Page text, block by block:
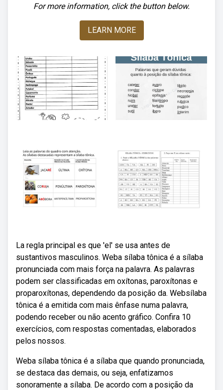
For more information, click the button below.
LEARN MORE
La regla principal es que 'el' se usa antes de
sustantivos masculinos. Weba sílaba tônica é a sílaba
pronunciada com mais força na palavra. As palavras
podem ser classificadas em oxítonas, paroxítonas e
proparoxítonas, dependendo da posição da. Websílaba
tônica é a emitida com mais ênfase numa palavra,
podendo receber ou não acento gráfico. Confira 10
exercícios, com respostas comentadas, elaborados
pelos nossos.
Weba sílaba tônica é a sílaba que quando pronunciada,
se destaca das demais, ou seja, enfatizamos
sonoramente a sílaba. De acordo com a posição da